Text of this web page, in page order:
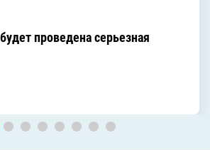
проведена серьезная